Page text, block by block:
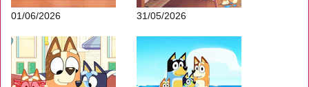
01/06/2026 31/05/2026